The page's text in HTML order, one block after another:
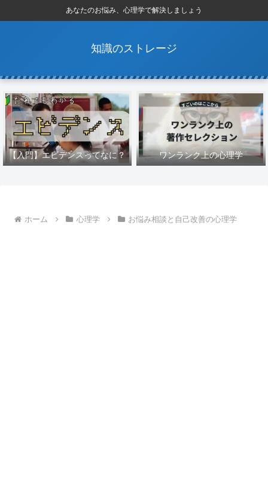
あなたのお悩み、心理学で解決しましょう
知識のストレージ
【入門】エビデンスってなに？ ワンランク上の心理学
ホーム 心理学 お悩み相談と自己改善の心理学